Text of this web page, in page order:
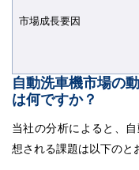
市場成長要因​​​​​​​
自動洗車機市場の
は何ですか？
当社の分析によると、
想される課題は以下のと